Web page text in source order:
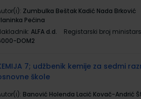
Zumbulka Beštak Kadić Nada Brković
Pećina
ALFA d.d.
Registarski broj
DOM2
7; udžbenik kemije za sedmi
škole
Banović Holenda Lacić Kovač-Andrić